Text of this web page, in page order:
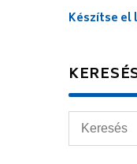
Készítse